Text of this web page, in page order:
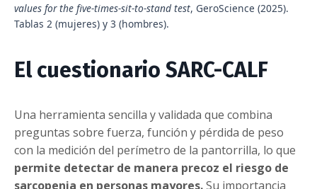
values for the five-times-sit-to-stand test, GeroScience (2025).
Tablas 2 (mujeres) y 3 (hombres).
El cuestionario SARC-CALF
Una herramienta sencilla y validada que combina
preguntas sobre fuerza, función y pérdida de peso
con la medición del perímetro de la pantorrilla, lo que
permite detectar de manera precoz el riesgo de
sarcopenia en personas mayores.Su importancia